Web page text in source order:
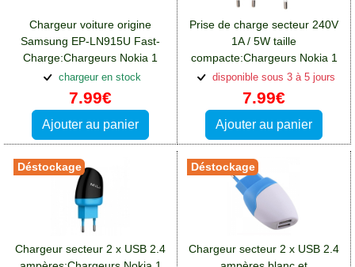
Chargeur voiture origine
Samsung EP-LN915U Fast-
Charge:Chargeurs Nokia 1
chargeur en stock
7.99€
Ajouter au panier
Prise de charge secteur 240V
1A / 5W taille
compacte:Chargeurs Nokia 1
disponible sous 3 à 5 jours
7.99€
Ajouter au panier
Chargeur secteur 2 x USB 2.4
Déstockage
Chargeur secteur 2 x USB 2.4
Déstockage